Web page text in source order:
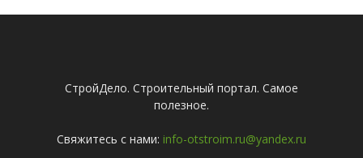
СтройДело. Строительный портал. Самое
полезное.
Свяжитесь с нами: info-otstroim.ru@yandex.ru